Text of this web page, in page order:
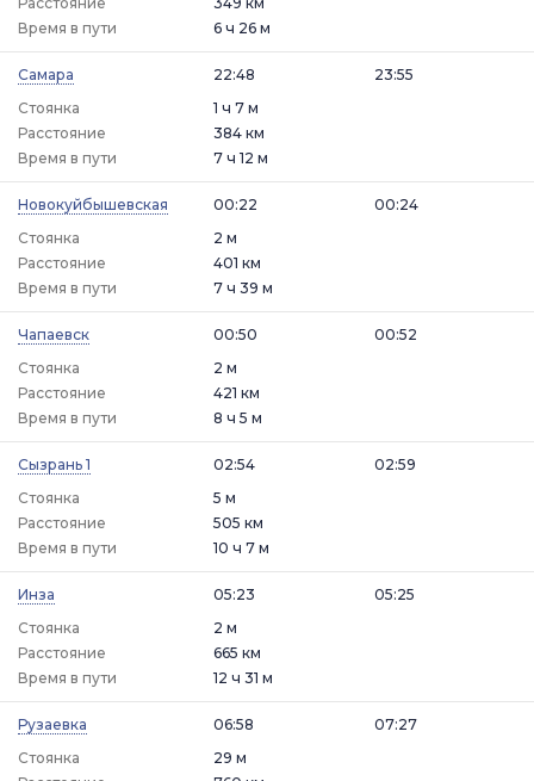
Время в пути
6 ч 26 м
Самара
22:48
Стоянка
1 ч 7 м
23:55
Расстояние
384 км
Время в пути
7 ч 12 м
Новокуйбышевская
00:22
Стоянка
2 м
00:24
Расстояние
401 км
Время в пути
7 ч 39 м
Чапаевск
00:50
Стоянка
2 м
00:52
Расстояние
421 км
Время в пути
8 ч 5 м
Сызрань 1
02:54
Стоянка
5 м
02:59
Расстояние
505 км
Время в пути
10 ч 7 м
Инза
05:23
Стоянка
2 м
05:25
Расстояние
665 км
Время в пути
12 ч 31 м
Рузаевка
06:58
Стоянка
29 м
07:27